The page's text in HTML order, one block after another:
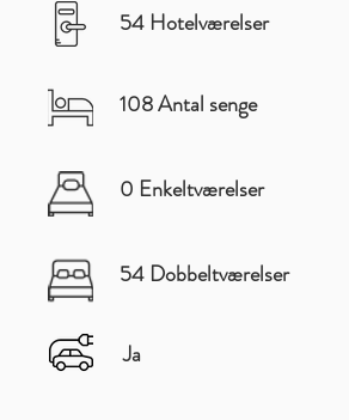
Ja
54 Hotelværelser
108 Antal senge
0 Enkeltværelser
54 Dobbeltværelser